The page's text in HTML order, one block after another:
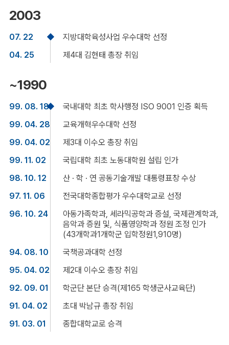
2003
07. 22
지방대학육성사업 우수대학 선정
04. 25
제4대 김현태 총장 취임
~1990
99. 08. 18
국내대학 최초 학사행정 ISO 9001 인증 획득
99. 04. 28
교육개혁우수대학 선정
99. 04. 02
제3대 이수오 총장 취임
99. 11. 02
국립대학 최초 노동대학원 설립 인가
98. 10. 12
산 · 학 · 연 공동기술개발 대통령표창 수상
97. 11. 06
전국대학종합평가 우수대학교로 선정
96. 10. 24
아동가족학과, 세라믹공학과 증설, 국제관계학과,
음악과 증원 및, 식품영양학과 정원 조정 인가
(43개학과1개학군 입학정원1,910명)
94. 08. 10
국책공과대학 선정
95. 04. 02
제2대 이수오 총장 취임
92. 09. 01
학군단 본단 승격(제165 학생군사교육단)
91. 04. 02
초대 박남규 총장 취임
91. 03. 01
종합대학교로 승격